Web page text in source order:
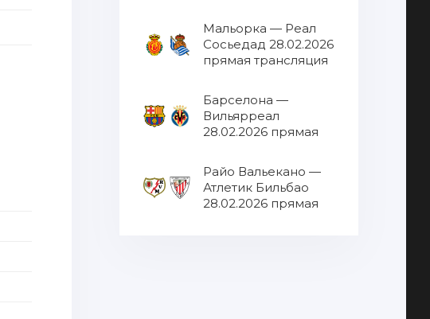
Мальорка — Реал
Сосьедад 28.02.2026
прямая трансляция
Барселона —
Вильярреал
28.02.2026 прямая
Райо Вальекано —
Атлетик Бильбао
28.02.2026 прямая